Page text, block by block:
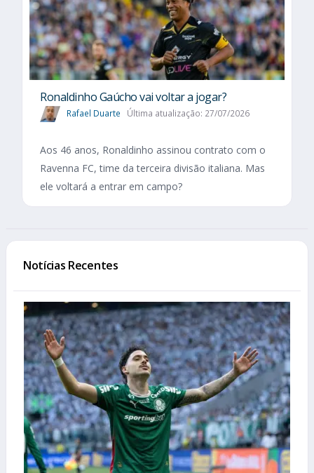
Ronaldinho Gaúcho vai voltar a jogar?
Rafael Duarte Última atualização: 27/07/2026
Aos 46 anos, Ronaldinho assinou contrato com o
Ravenna FC, time da terceira divisão italiana. Mas
ele voltará a entrar em campo?
Notícias Recentes